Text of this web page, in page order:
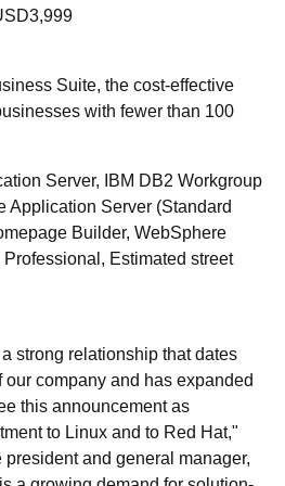
Suite, the cost-effective
with fewer than 100
Server, IBM DB2 Workgroup
Application Server (Standard
Builder, WebSphere
Estimated street
strong relationship that dates
our company and has expanded
this announcement as
to Linux and to Red Hat,"
and general manager,